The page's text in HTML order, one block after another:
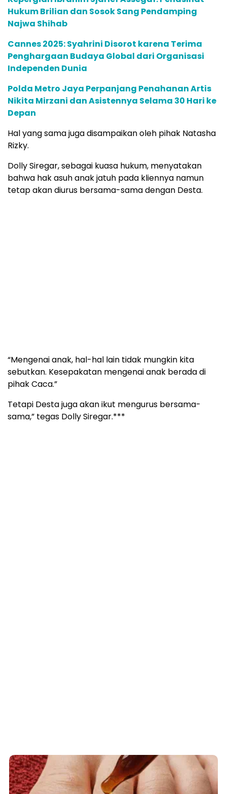
Hukum Brilian dan Sosok Sang Pendamping
Najwa Shihab
Cannes 2025: Syahrini Disorot karena Terima
Penghargaan Budaya Global dari Organisasi
Independen Dunia
Polda Metro Jaya Perpanjang Penahanan Artis
Nikita Mirzani dan Asistennya Selama 30 Hari ke
Depan
Hal yang sama juga disampaikan oleh pihak Natasha
Rizky.
Dolly Siregar, sebagai kuasa hukum, menyatakan
bahwa hak asuh anak jatuh pada kliennya namun
tetap akan diurus bersama-sama dengan Desta.
“Mengenai anak, hal-hal lain tidak mungkin kita
sebutkan. Kesepakatan mengenai anak berada di
pihak Caca.”
Tetapi Desta juga akan ikut mengurus bersama-
sama,” tegas Dolly Siregar.***